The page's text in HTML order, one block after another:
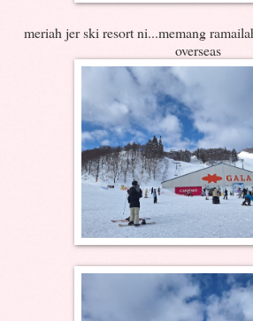
meriah jer ski resort ni...memang
overseas